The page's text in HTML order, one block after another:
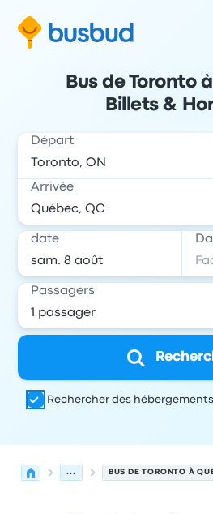
Bus de Toronto
Billets &
Départ
Arrivée
date
Passagers
Rechercher des hébergements
... BUS DE TORONTO À